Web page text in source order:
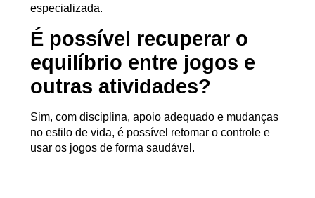
especializada.
É possível recuperar o
equilíbrio entre jogos e
outras atividades?
Sim, com disciplina, apoio adequado e mudanças
no estilo de vida, é possível retomar o controle e
usar os jogos de forma saudável.